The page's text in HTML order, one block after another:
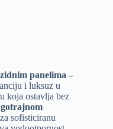
panelima –
i luksuz u
koja ostavlja bez
sofisticiranu